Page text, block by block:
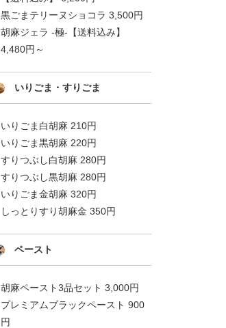
黒ごまテリーヌショコラ 3,500円
胡麻ジェラ -極-【送料込み】
4,480円～
いりごま・すりごま
いりごま白胡麻 210円
いりごま黒胡麻 220円
すりつぶし白胡麻 280円
すりつぶし黒胡麻 280円
いりごま金胡麻 320円
しっとりすり胡麻金 350円
ペースト
胡麻ペースト3品セット 3,000円
プレミアムブラックペースト 900
円